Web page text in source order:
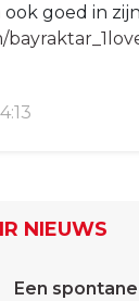
ook goed in
NIEUWS
Een